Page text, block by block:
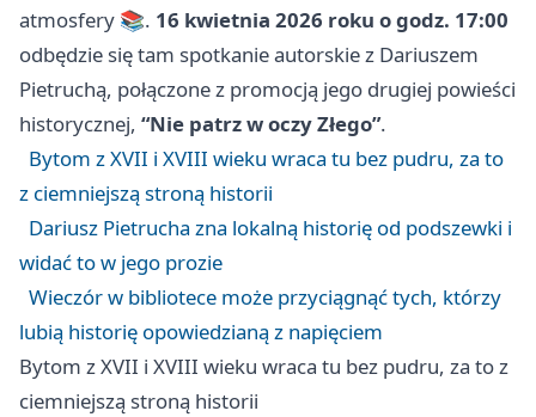
atmosfery 📚. 16 kwietnia 2026 roku o godz. 17:00
odbędzie się tam spotkanie autorskie z Dariuszem
Pietruchą, połączone z promocją jego drugiej powieści
historycznej, “Nie patrz w oczy Złego”.
Bytom z XVII i XVIII wieku wraca tu bez pudru, za to
z ciemniejszą stroną historii
Dariusz Pietrucha zna lokalną historię od podszewki i
widać to w jego prozie
Wieczór w bibliotece może przyciągnąć tych, którzy
lubią historię opowiedzianą z napięciem
Bytom z XVII i XVIII wieku wraca tu bez pudru, za to z
ciemniejszą stroną historii